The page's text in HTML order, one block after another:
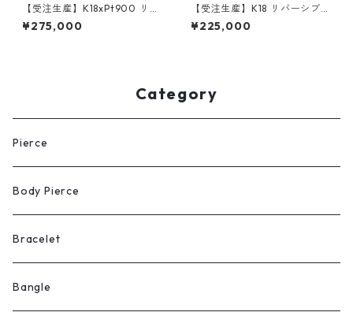
【受注生産】K18xPt900 リバ
ーシブルペンダント｜ロイヤ
ルコンビネーション｜30g喜
¥275,000
【受注生産】K18 リバーシブル
ペンダント | ロンバスベース
+額縁フレーム50g用 | 50g喜
¥225,000
Category
Pierce
Body Pierce
Bracelet
Bangle